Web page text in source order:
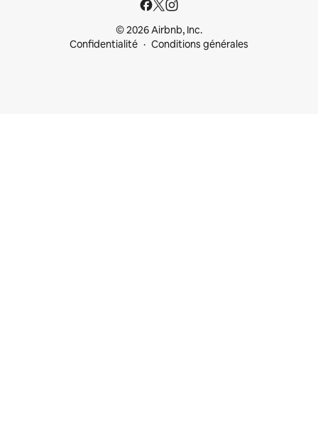
© 2026 Airbnb, Inc.
Confidentialité
Conditions générales